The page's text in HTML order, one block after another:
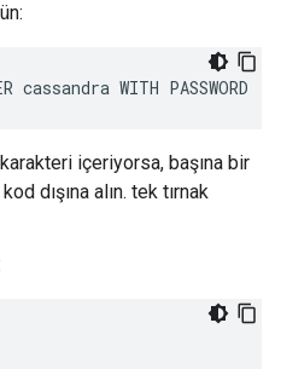
cassandra WITH PASSWORD '
içeriyorsa, başına bir
dışına alın. tek tırnak